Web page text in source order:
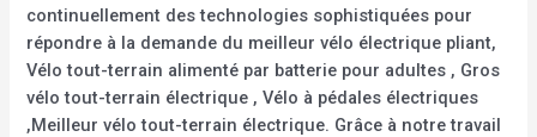
continuellement des technologies sophistiquées pour
répondre à la demande du meilleur vélo électrique pliant,
Vélo tout-terrain alimenté par batterie pour adultes , Gros
vélo tout-terrain électrique , Vélo à pédales électriques
,Meilleur vélo tout-terrain électrique. Grâce à notre travail